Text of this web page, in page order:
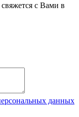
с Вами в
данных